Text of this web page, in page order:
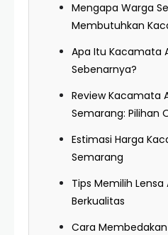
Mengapa Warga
Membutuhkan
Apa Itu Kacamata
Sebenarnya?
Review Kacamata
Semarang: Pilihan
Estimasi Harga
Semarang
Tips Memilih Lensa
Berkualitas
Cara